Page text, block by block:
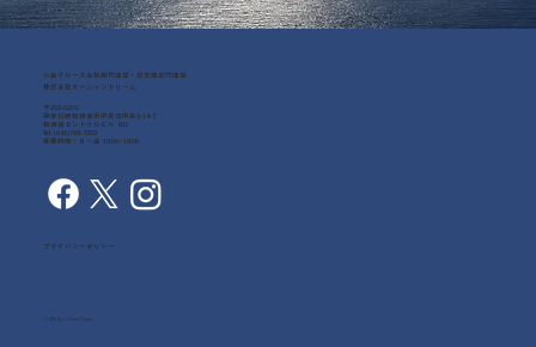
小型クルーズ会社総代理店・日本地区代理店
株式会社オーシャンドリーム
〒252-0239
神奈川県相模原市中央区中央3-14-7
相模原セントラルビル 602
Tel: (042)768-7203
営業時間：月～金 10:00~18:00
プライバシーポリシー
© 2026 by Ocean Dream